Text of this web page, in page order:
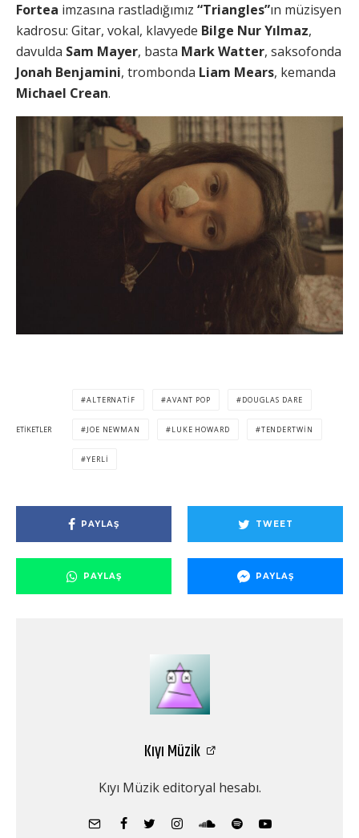
Fortea imzasına rastladığımız “Triangles”ın müzisyen
kadrosu: Gitar, vokal, klavyede Bilge Nur Yılmaz,
davulda Sam Mayer, basta Mark Watter, saksofonda
Jonah Benjamini, trombonda Liam Mears, kemanda
Michael Crean.
ETIKETLER
ALTERNATIF AVANT POP DOUGLAS DARE
JOE NEWMAN LUKE HOWARD TENDERTWIN
YERLI
PAYLAŞ TWEET
PAYLAŞ PAYLAŞ
Kıyı Müzik
Kıyı Müzik editoryal hesabı.